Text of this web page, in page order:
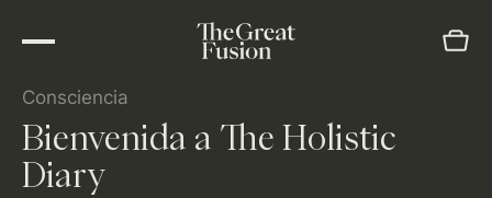
Consciencia
Bienvenida a The Holistic
Diary